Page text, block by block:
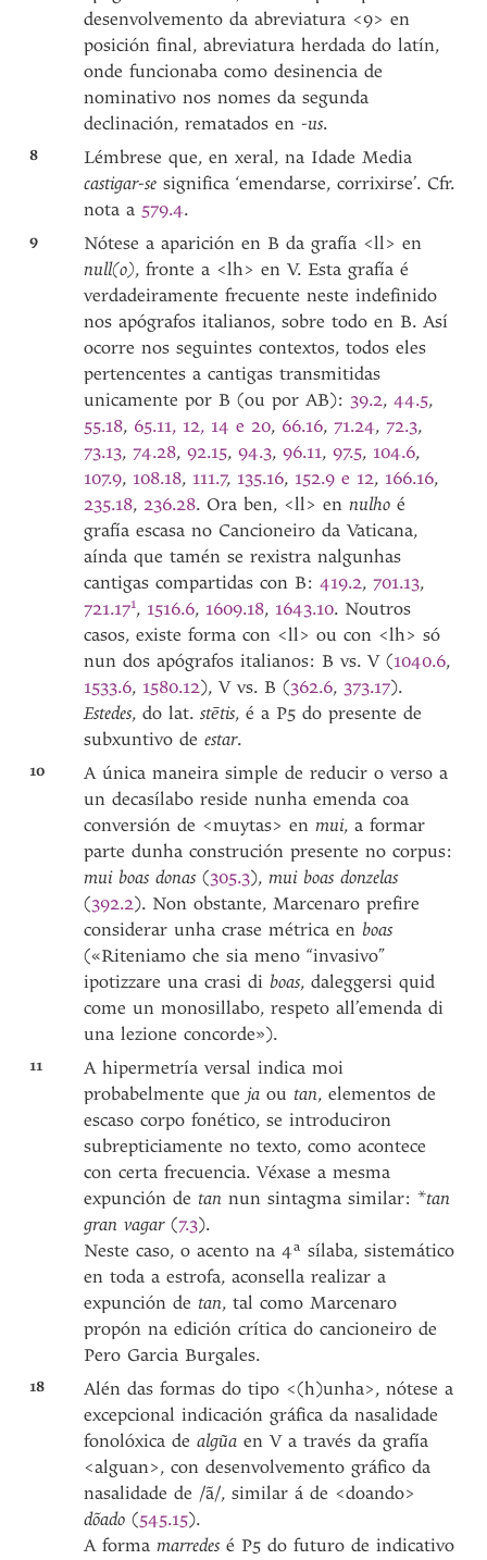
desenvolvemento da abreviatura <9> en
posición final, abreviatura herdada do latín,
onde funcionaba como desinencia de
nominativo nos nomes da segunda
declinación, rematados en -us.
8
Lémbrese que, en xeral, na Idade Media
castigar-se significa ‘emendarse, corrixirse’. Cfr.
nota a 579.4.
9
Nótese a aparición en B da grafía <ll> en
null(o), fronte a <lh> en V. Esta grafía é
verdadeiramente frecuente neste indefinido
nos apógrafos italianos, sobre todo en B. Así
ocorre nos seguintes contextos, todos eles
pertencentes a cantigas transmitidas
unicamente por B (ou por AB): 39.2,44.5,
55.18, 65.11, 12, 14 e 20, 66.16,71.24,72.3,
73.13,74.28,92.15,94.3,96.11,97.5, 104.6,
107.9, 108.18, 111.7, 135.16, 152.9 e 12, 166.16,
235.18, 236.28. Ora ben, <ll> ennulhoé
grafía escasa no Cancioneiro da Vaticana,
aínda que tamén se rexistra nalgunhas
cantigas compartidas con B:419.2,701.13,
721.171, 1516.6, 1609.18, 1643.10. Noutros
casos, existe forma con <ll> ou con <lh> só
nun dos apógrafos italianos: B vs. V (1040.6,
1533.6, 1580.12), V vs. B (362.6, 373.17).
Estedes, do lat.stētis, é a P5 do presente de
subxuntivo deestar.
10
A única maneira simple de reducir o verso a
un decasílabo reside nunha emenda coa
conversión de <muytas> enmui, a formar
parte dunha construción presente no corpus:
mui boas donas (305.3),mui boas donzelas
(392.2). Non obstante, Marcenaro prefire
considerar unha crase métrica enboas
(«Riteniamo che sia meno “invasivo”
ipotizzare una crasi diboas, daleggersi quid
come un monosillabo, respeto all’emenda di
una lezione concorde»).
11
A hipermetría versal indica moi
probabelmente quejaoutan, elementos de
escaso corpo fonético, se introduciron
subrepticiamente no texto, como acontece
con certa frecuencia. Véxase a mesma
expunción detan nun sintagma similar: *tan
gran vagar(7.3).
Neste caso, o acento na 4ª sílaba, sistemático
en toda a estrofa, aconsella realizar a
expunción detan, tal como Marcenaro
propón na edición crítica do cancioneiro de
Pero Garcia Burgales.
18
Alén das formas do tipo <(h)unha>, nótese a
excepcional indicación gráfica da nasalidade
fonolóxica dealgũaen V a través da grafía
<alguan>, con desenvolvemento gráfico da
nasalidade de /ã/, similar á de <doando>
dõado(545.15).
A formamarredesé P5 do futuro de indicativo